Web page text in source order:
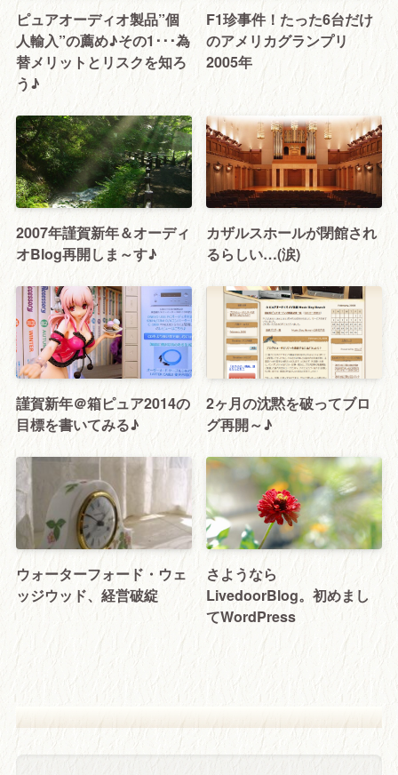
ピュアオーディオ製品”個
人輸入”の薦め♪その1･･･為
替メリットとリスクを知ろ
う♪
F1珍事件！たった6台だけ
のアメリカグランプリ
2005年
2007年謹賀新年＆オーディ
オBlog再開しま～す♪
カザルスホールが閉館され
るらしい…(涙)
謹賀新年＠箱ピュア2014の
目標を書いてみる♪
2ヶ月の沈黙を破ってブロ
グ再開～♪
ウォーターフォード・ウェ
ッジウッド、経営破綻
さようなら
LivedoorBlog。初めまし
てWordPress